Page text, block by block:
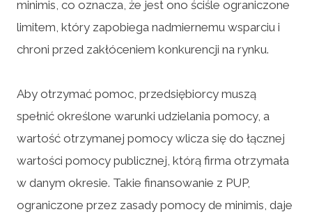
minimis, co oznacza, że jest ono ściśle ograniczone
limitem, który zapobiega nadmiernemu wsparciu i
chroni przed zakłóceniem konkurencji na rynku.
Aby otrzymać pomoc, przedsiębiorcy muszą
spełnić określone warunki udzielania pomocy, a
wartość otrzymanej pomocy wlicza się do łącznej
wartości pomocy publicznej, którą firma otrzymała
w danym okresie. Takie finansowanie z PUP,
ograniczone przez zasady pomocy de minimis, daje